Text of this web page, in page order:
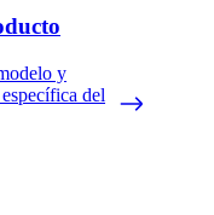
y
del